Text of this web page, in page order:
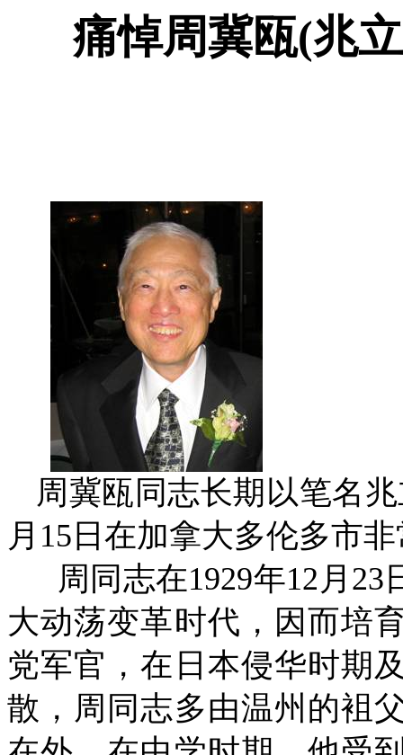
痛悼周冀瓯(兆立
周冀瓯同志长期以笔名
月 15 日在加拿大多伦多市
周同志在1929年12 月 23
大动荡变革时代，因而培
党军官，在日本侵华时期
散，周同志多由温州的袓